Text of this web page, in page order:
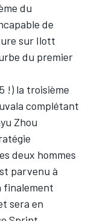
du
de
sur Ilott
du premier
!) la troisième
complétant
Zhou
deux hommes
parvenu à
finalement
sera en